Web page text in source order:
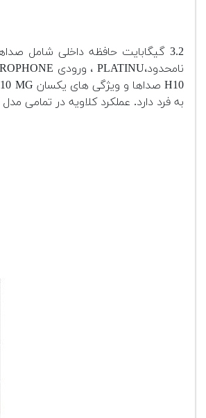
به فرد دارد. عملکرد کلاویه در تمامی